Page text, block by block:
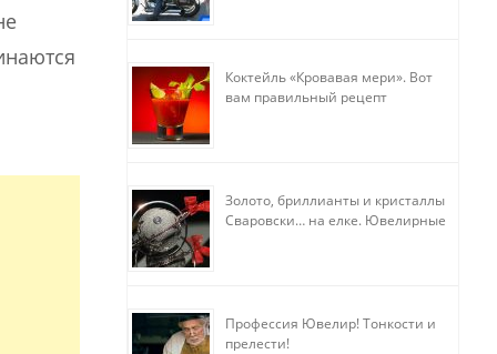
Коктейль «Кровавая мери». Вот
вам правильный рецепт
Золото, бриллианты и кристаллы
Сваровски… на елке. Ювелирные
Профессия Ювелир! Тонкости и
прелести!